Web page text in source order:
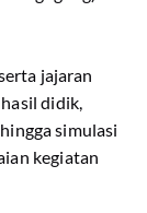
jajaran
didik,
simulasi
kegiatan